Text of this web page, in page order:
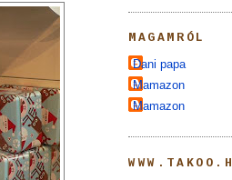
MAGAMRÓL
Dani papa
Mamazon
Mamazon